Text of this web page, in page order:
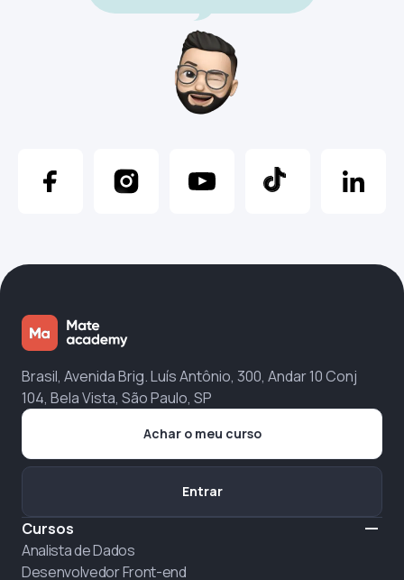
Brasil, Avenida Brig. Luís Antônio, 300, Andar 10 Conj
104, Bela Vista, São Paulo, SP
Cursos
Analista de Dados
Desenvolvedor Front-end
Achar o meu curso
Entrar